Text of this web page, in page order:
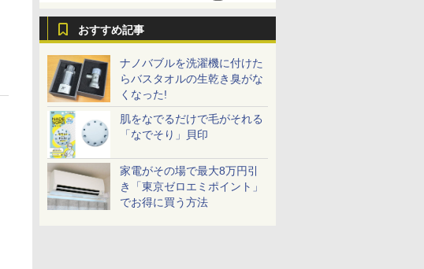
おすすめ記事
ナノバブルを洗濯機に付けた
らバスタオルの生乾き臭がな
くなった!
肌をなでるだけで毛がそれる
「なでそり」貝印
家電がその場で最大8万円引
き「東京ゼロエミポイント」
でお得に買う方法